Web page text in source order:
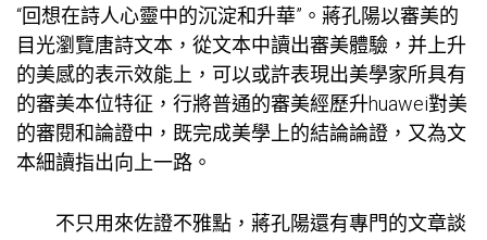
“回想在詩人心靈中的沉淀和升華”。蔣孔陽以審美的
目光瀏覽唐詩文本，從文本中讀出審美體驗，并上升
的美感的表示效能上，可以或許表現出美學家所具有
的審美本位特征，行將普通的審美經歷升huawei對美
的審閱和論證中，既完成美學上的結論論證，又為文
本細讀指出向上一路。
不只用來佐證不雅點，蔣孔陽還有專門的文章談